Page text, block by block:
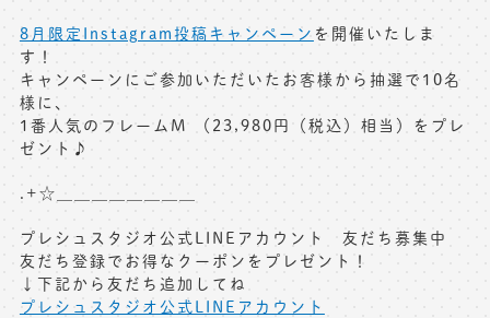
8月限定Instagram投稿キャンペーン を開催いたしま
す！
キャンペーンにご参加いただいたお客様から抽選で10名
様に、
1番人気のフレームM （23,980円（税込）相当）をプレ
ゼント♪
.+☆＿＿＿＿＿＿＿＿
プレシュスタジオ公式LINEアカウント 友だち募集中
友だち登録でお得なクーポンをプレゼント！
↓下記から友だち追加してね
プレシュスタジオ公式LINEアカウント